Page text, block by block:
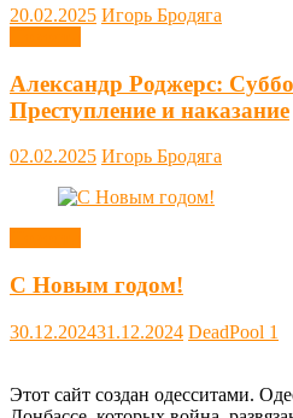
20.02.2025 Игорь Бродяга
Александр Роджерс:
Преступление и наказание
02.02.2025 Игорь Бродяга
С Новым годом!
30.12.202431.12.2024 DeadPool 1
Этот сайт создан одесситами.